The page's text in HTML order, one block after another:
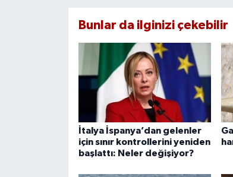
Bunlar da ilginizi çekebilir
İtalya İspanya’dan gelenler
için sınır kontrollerini yeniden
başlattı: Neler değişiyor?